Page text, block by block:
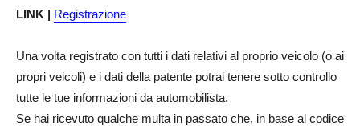
LINK | Registrazione
Una volta registrato con tutti i dati relativi al proprio veicolo (o ai
propri veicoli) e i dati della patente potrai tenere sotto controllo
tutte le tue informazioni da automobilista.
Se hai ricevuto qualche multa in passato che, in base al codice